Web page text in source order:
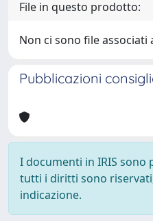
File in questo prodotto:
Non ci sono file
Pubblicazioni
I documenti in IRIS
tutti i diritti sono
indicazione.